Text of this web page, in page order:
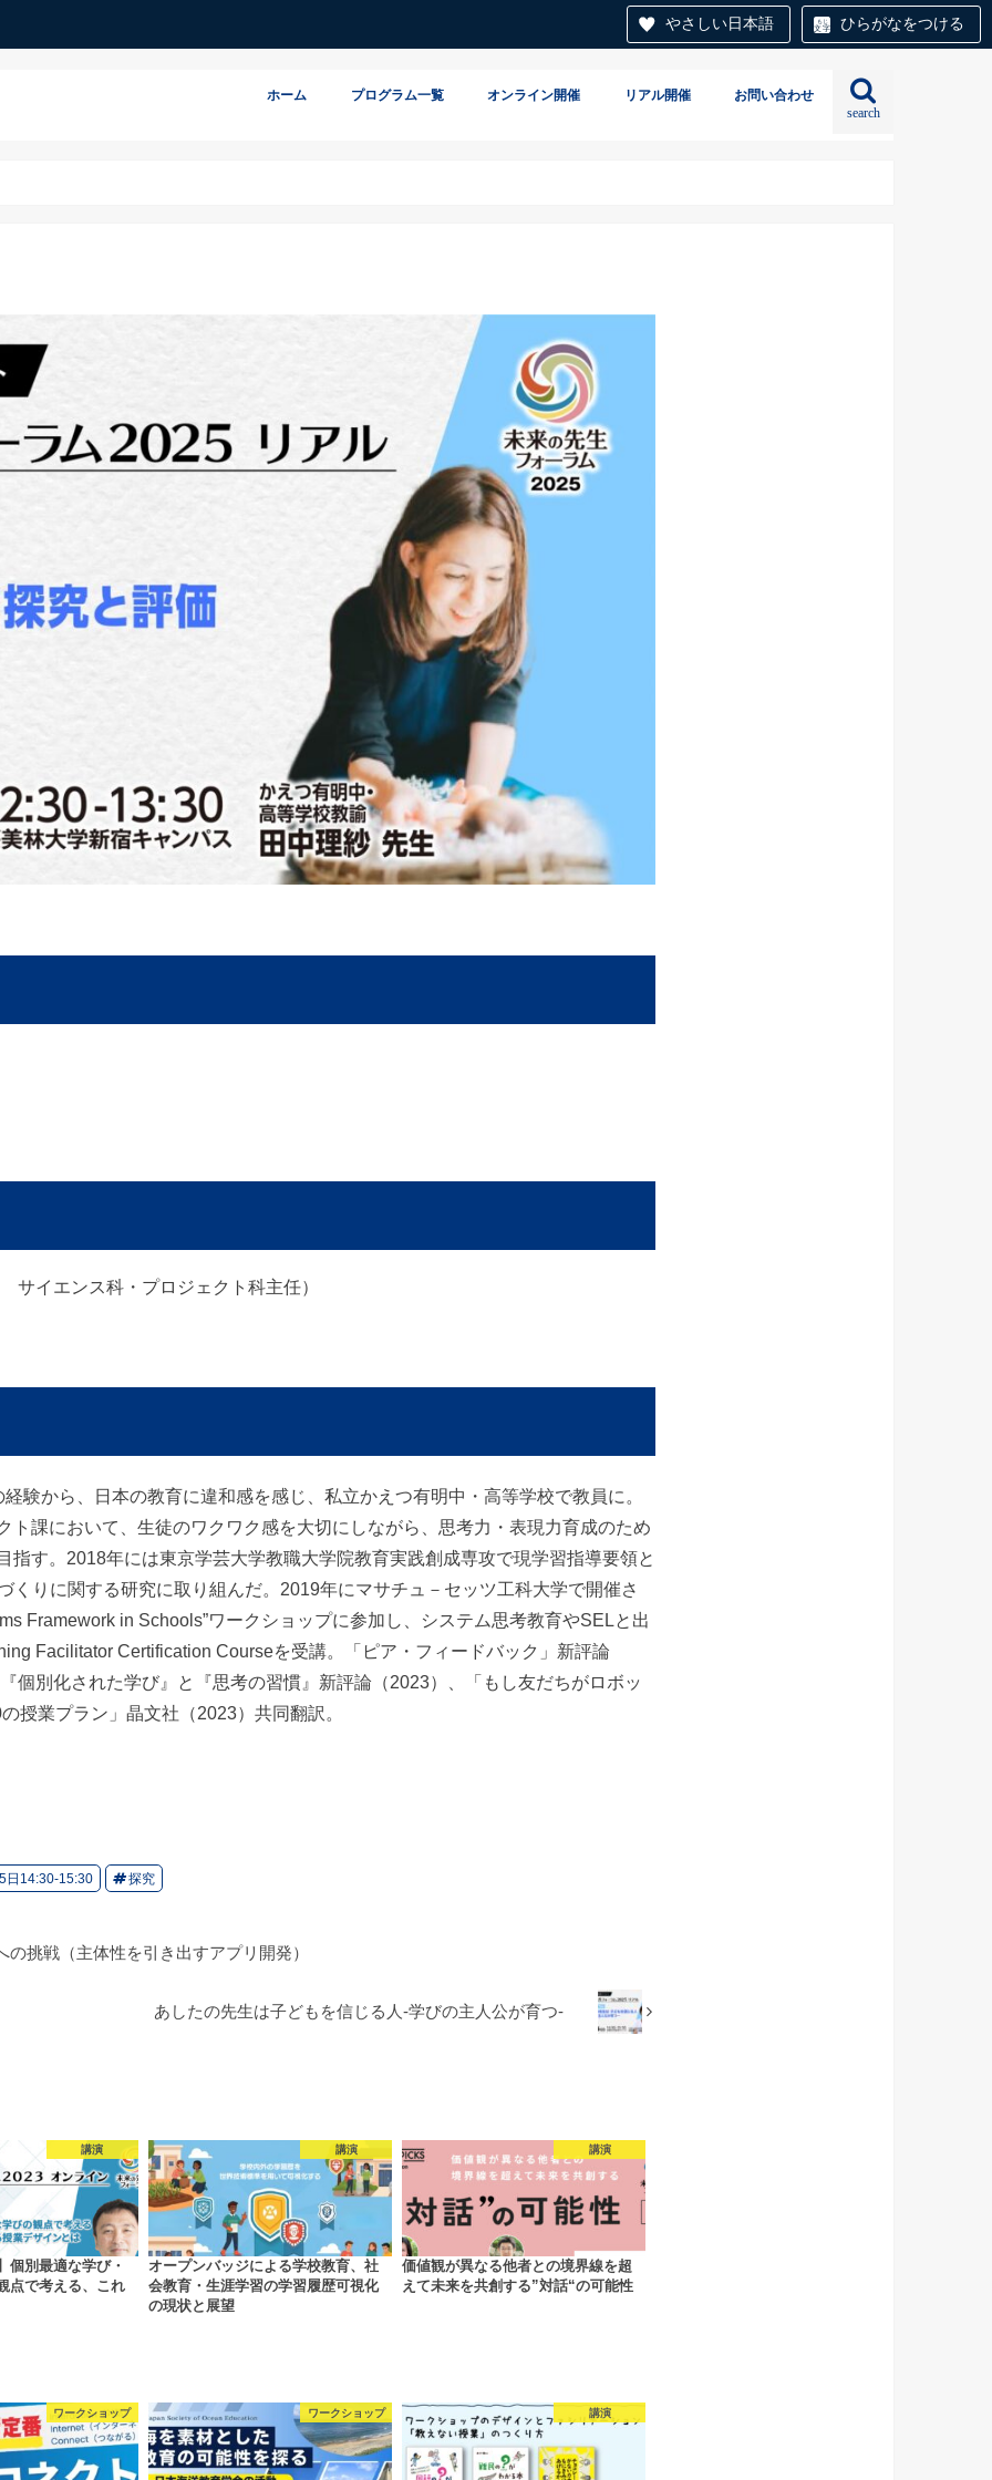
やさしい日本語 ひらがなをつける
search
ホーム プログラム一覧 オンライン開催 リアル開催 お問い合わせ
イエンス科・プロジェクト科主任）
験から、日本の教育に違和感を感じ、私立かえつ有明中・高等学校で教員に。
ト課において、生徒のワクワク感を大切にしながら、思考力・表現力育成のため
指す。2018年には東京学芸大学教職大学院教育実践創成専攻で現学習指導要領と
くりに関する研究に取り組んだ。2019年にマサチュ－セッツ工科大学で開催さ
Framework in Schools”ワークショップに参加し、システム思考教育やSELと出
Facilitator Certification Courseを受講。「ピア・フィードバック」新評論
個別化された学び』と『思考の習慣』新評論（2023）、「もし友だちがロボッ
授業プラン」晶文社（2023）共同翻訳。
日14:30-15:30 探究
挑戦（主体性を引き出すアプリ開発）
あしたの先生は子どもを信じる人-学びの主人公が育つ-
講演
個別最適な学び・
点で考える、これ
講演
オープンバッジによる学校教育、社
会教育・生涯学習の学習履歴可視化
の現状と展望
講演
価値観が異なる他者との境界線を超
えて未来を共創する”対話“の可能性
ワークショップ ワークショップ 講演